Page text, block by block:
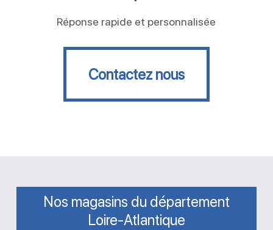
Réponse rapide et personnalisée
Contactez nous
Contactez nous
Nos magasins du département
Loire-Atlantique